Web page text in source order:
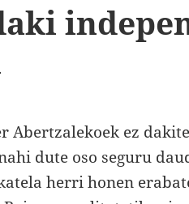
Abertzalekoek ez
dute oso seguru
herri honen